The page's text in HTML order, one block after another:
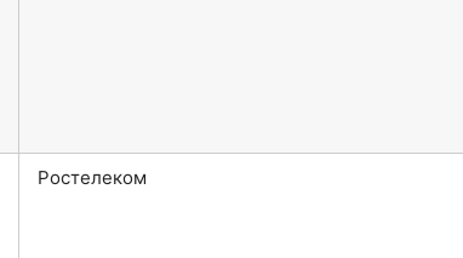
Ростелеком